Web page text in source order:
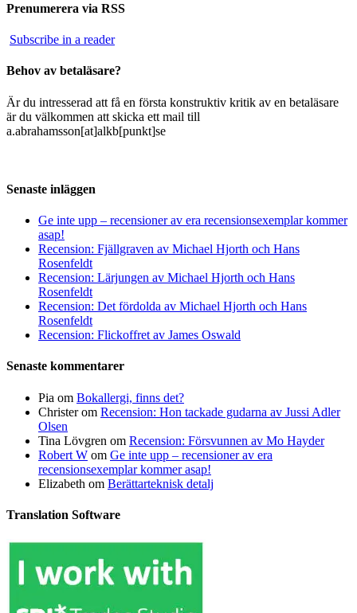
Prenumerera via RSS
Subscribe in a reader
Behov av betaläsare?
Är du intresserad att få en första konstruktiv kritik av en betaläsare
är du välkommen att skicka ett mail till
a.abrahamsson[at]alkb[punkt]se
Senaste inläggen
Ge inte upp – recensioner av era recensionsexemplar kommer
asap!
Recension: Fjällgraven av Michael Hjorth och Hans
Rosenfeldt
Recension: Lärjungen av Michael Hjorth och Hans
Rosenfeldt
Recension: Det fördolda av Michael Hjorth och Hans
Rosenfeldt
Recension: Flickoffret av James Oswald
Senaste kommentarer
Pia om Bokallergi, finns det?
Christerom Recension: Hon tackade gudarna av Jussi Adler
Olsen
Tina Lövgren om Recension: Försvunnen av Mo Hayder
Robert W om Ge inte upp – recensioner av era
recensionsexemplar kommer asap!
Elizabeth om Berättarteknisk detalj
Translation Software